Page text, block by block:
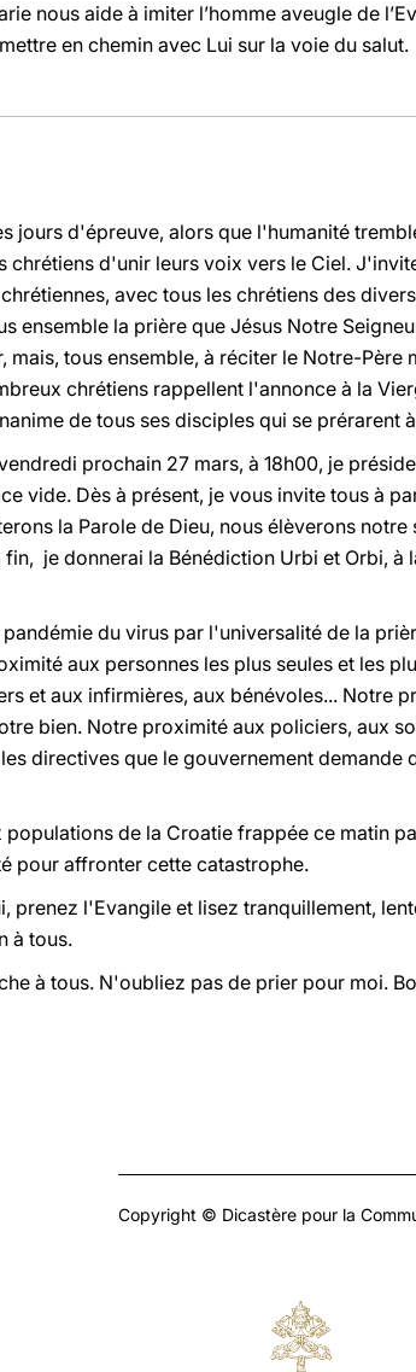
nous aide à imiter l’homme aveugle de
en chemin avec Lui sur la voie du salut.
jours d'épreuve, alors que l'humanité
chrétiens d'unir leurs voix vers le Ciel.
avec tous les chrétiens des
ensemble la prière que Jésus Notre
mais, tous ensemble, à réciter le Notre-
chrétiens rappellent l'annonce à la
de tous ses disciples qui se prérarent
prochain 27 mars, à 18h00, je
vide. Dès à présent, je vous invite tous à
la Parole de Dieu, nous élèverons
fin, je donnerai la Bénédiction Urbi et Orbi,
du virus par l'universalité de la
aux personnes les plus seules et les
et aux infirmières, aux bénévoles... Notre
bien. Notre proximité aux policiers, aux
directives que le gouvernement demande
de la Croatie frappée ce matin
pour affronter cette catastrophe.
prenez l'Evangile et lisez tranquillement,
à tous.
à tous. N'oubliez pas de prier pour moi.
Copyright © Dicastère pour la